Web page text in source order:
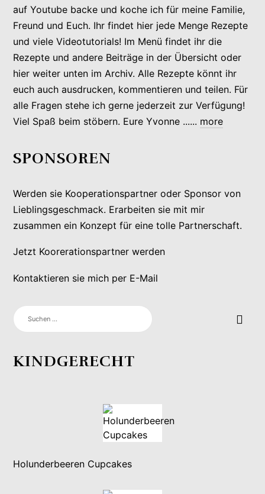
auf Youtube backe und koche ich für meine Familie,
Freund und Euch. Ihr findet hier jede Menge Rezepte
und viele Videotutorials! Im Menü findet ihr die
Rezepte und andere Beiträge in der Übersicht oder
hier weiter unten im Archiv. Alle Rezepte könnt ihr
euch auch ausdrucken, kommentieren und teilen. Für
alle Fragen stehe ich gerne jederzeit zur Verfügung!
Viel Spaß beim stöbern. Eure Yvonne ...... more
SPONSOREN
Werden sie Kooperationspartner oder Sponsor von
Lieblingsgeschmack. Erarbeiten sie mit mir
zusammen ein Konzept für eine tolle Partnerschaft.
Jetzt Koorerationspartner werden
Kontaktieren sie mich per E-Mail
SUCHEN
NACH:
KINDGERECHT
Holunderbeeren Cupcakes